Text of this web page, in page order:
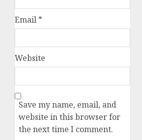
Email *
Website
Save my name, email, and
website in this browser for
the next time I comment.